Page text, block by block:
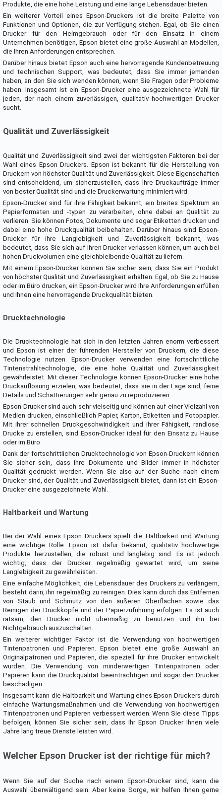
Produkte, die eine hohe Leistung und eine lange Lebensdauer bieten.
Ein weiterer Vorteil eines Epson-Druckers ist die breite Palette von
Funktionen und Optionen, die zur Verfügung stehen. Egal, ob Sie einen
Drucker für den Heimgebrauch oder für den Einsatz in einem
Unternehmen benötigen, Epson bietet eine große Auswahl an Modellen,
die Ihren Anforderungen entsprechen.
Darüber hinaus bietet Epson auch eine hervorragende Kundenbetreuung
und technischen Support, was bedeutet, dass Sie immer jemanden
haben, an den Sie sich wenden können, wenn Sie Fragen oder Probleme
haben. Insgesamt ist ein Epson-Drucker eine ausgezeichnete Wahl für
jeden, der nach einem zuverlässigen, qualitativ hochwertigen Drucker
sucht.
Qualität und Zuverlässigkeit
Qualität und Zuverlässigkeit sind zwei der wichtigsten Faktoren bei der
Wahl eines Epson Druckers. Epson ist bekannt für die Herstellung von
Druckern von höchster Qualität und Zuverlässigkeit. Diese Eigenschaften
sind entscheidend, um sicherzustellen, dass Ihre Druckaufträge immer
von bester Qualität sind und die Druckerwartung minimiert wird.
Epson-Drucker sind für ihre Fähigkeit bekannt, ein breites Spektrum an
Papierformaten und -typen zu verarbeiten, ohne dabei an Qualität zu
verlieren. Sie können Fotos, Dokumente und sogar Etiketten drucken und
dabei eine hohe Druckqualität beibehalten. Darüber hinaus sind Epson-
Drucker für ihre Langlebigkeit und Zuverlässigkeit bekannt, was
bedeutet, dass Sie sich auf Ihren Drucker verlassen können, um auch bei
hohen Druckvolumen eine gleichbleibende Qualität zu liefern.
Mit einem Epson-Drucker können Sie sicher sein, dass Sie ein Produkt
von höchster Qualität und Zuverlässigkeit erhalten. Egal, ob Sie zu Hause
oder im Büro drucken, ein Epson-Drucker wird Ihre Anforderungen erfüllen
und Ihnen eine hervorragende Druckqualität bieten.
Drucktechnologie
Die Drucktechnologie hat sich in den letzten Jahren enorm verbessert
und Epson ist einer der führenden Hersteller von Druckern, die diese
Technologie nutzen. Epson-Drucker verwenden eine fortschrittliche
Tintenstrahltechnologie, die eine hohe Qualität und Zuverlässigkeit
gewährleistet. Mit dieser Technologie können Epson-Drucker eine hohe
Druckauflösung erzielen, was bedeutet, dass sie in der Lage sind, feine
Details und Schattierungen sehr genau zu reproduzieren.
Epson-Drucker sind auch sehr vielseitig und können auf einer Vielzahl von
Medien drucken, einschließlich Papier, Karton, Etiketten und Fotopapier.
Mit ihrer schnellen Druckgeschwindigkeit und ihrer Fähigkeit, randlose
Drucke zu erstellen, sind Epson-Drucker ideal für den Einsatz zu Hause
oder im Büro.
Dank der fortschrittlichen Drucktechnologie von Epson-Druckern können
Sie sicher sein, dass Ihre Dokumente und Bilder immer in höchster
Qualität gedruckt werden. Wenn Sie also auf der Suche nach einem
Drucker sind, der Qualität und Zuverlässigkeit bietet, dann ist ein Epson-
Drucker eine ausgezeichnete Wahl.
Haltbarkeit und Wartung
Bei der Wahl eines Epson Druckers spielt die Haltbarkeit und Wartung
eine wichtige Rolle. Epson ist dafür bekannt, qualitativ hochwertige
Produkte herzustellen, die robust und langlebig sind. Es ist jedoch
wichtig, dass der Drucker regelmäßig gewartet wird, um seine
Langlebigkeit zu gewährleisten.
Eine einfache Möglichkeit, die Lebensdauer des Druckers zu verlängern,
besteht darin, ihn regelmäßig zu reinigen. Dies kann durch das Entfernen
von Staub und Schmutz von den äußeren Oberflächen sowie das
Reinigen der Druckköpfe und der Papierzuführung erfolgen. Es ist auch
ratsam, den Drucker nicht übermäßig zu benutzen und ihn bei
Nichtgebrauch auszuschalten.
Ein weiterer wichtiger Faktor ist die Verwendung von hochwertigen
Tintenpatronen und Papieren. Epson bietet eine große Auswahl an
Originalpatronen und Papieren, die speziell für ihre Drucker entwickelt
wurden. Die Verwendung von minderwertigen Tintenpatronen oder
Papieren kann die Druckqualität beeinträchtigen und sogar den Drucker
beschädigen.
Insgesamt kann die Haltbarkeit und Wartung eines Epson Druckers durch
einfache Wartungsmaßnahmen und die Verwendung von hochwertigen
Tintenpatronen und Papieren verbessert werden. Wenn Sie diese Tipps
befolgen, können Sie sicher sein, dass Ihr Epson Drucker Ihnen viele
Jahre lang treue Dienste leisten wird.
Welcher Epson Drucker ist der richtige für mich?
Wenn Sie auf der Suche nach einem Epson-Drucker sind, kann die
Auswahl überwältigend sein. Aber keine Sorge, wir helfen Ihnen gerne